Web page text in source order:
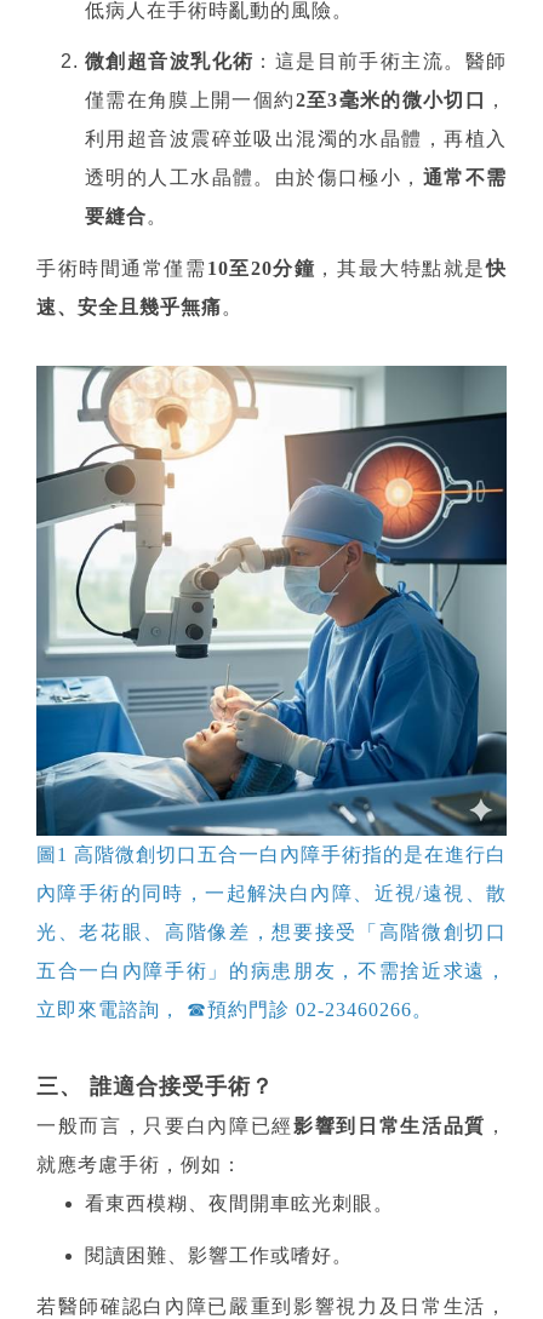
低病人在手術時亂動的風險。
微創超音波乳化術 ：這是目前手術主流。醫師
僅需在角膜上開一個約2至3毫米的微小切口
，
利用超音波震碎並吸出混濁的水晶體，再植入
透明的人工水晶體。由於傷口極小， 通常不需
要縫合。
手術時間通常僅需 10至20分鐘 ，其最大特點就是快
速、安全且幾乎無痛。
圖1 高階微創切口五合一白內障手術指的是在進行白
內障手術的同時，一起解決白內障、近視/遠視、散
光、老花眼、高階像差，想要接受「高階微創切口
五合一白內障手術」的病患朋友，不需捨近求遠，
立即來電諮詢， ☎預約門診 02-23460266。
三、 誰適合接受手術？
一般而言，只要白內障已經影響到日常生活品質 ，
就應考慮手術，例如：
看東西模糊、夜間開車眩光刺眼。
閱讀困難、影響工作或嗜好。
若醫師確認白內障已嚴重到影響視力及日常生活，